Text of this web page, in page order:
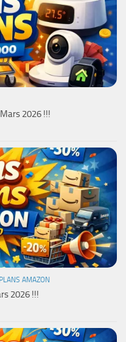
2026 !!!
AMAZON
2026 !!!